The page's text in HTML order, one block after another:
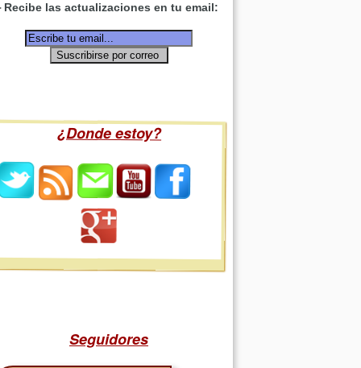
las actualizaciones en tu email:
¿Donde estoy?
Seguidores